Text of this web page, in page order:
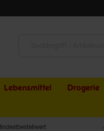
Lebensmittel Drogerie